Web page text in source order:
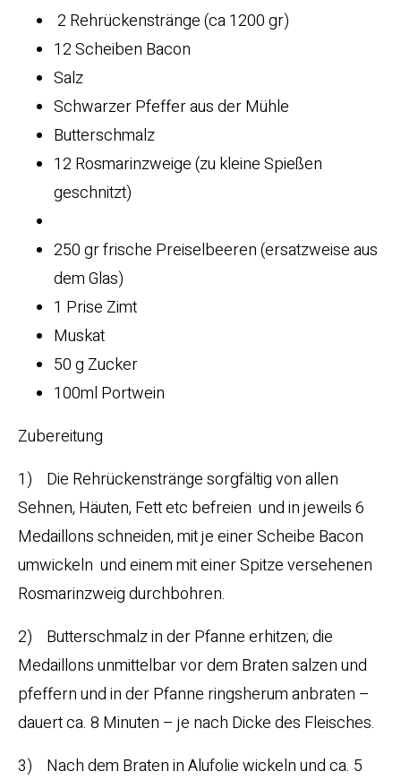
2 Rehrückenstränge (ca 1200 gr)
12 Scheiben Bacon
Salz
Schwarzer Pfeffer aus der Mühle
Butterschmalz
12 Rosmarinzweige (zu kleine Spießen
geschnitzt)
250 gr frische Preiselbeeren (ersatzweise aus
dem Glas)
1 Prise Zimt
Muskat
50 g Zucker
100ml Portwein
Zubereitung
1) Die Rehrückenstränge sorgfältig von allen
Sehnen, Häuten, Fett etc befreien und in jeweils 6
Medaillons schneiden, mit je einer Scheibe Bacon
umwickeln und einem mit einer Spitze versehenen
Rosmarinzweig durchbohren.
2) Butterschmalz in der Pfanne erhitzen; die
Medaillons unmittelbar vor dem Braten salzen und
pfeffern und in der Pfanne ringsherum anbraten –
dauert ca. 8 Minuten – je nach Dicke des Fleisches.
3) Nach dem Braten in Alufolie wickeln und ca. 5